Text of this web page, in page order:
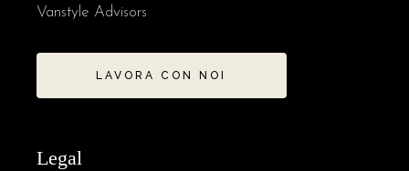
Vanstyle Advisors
LAVORA CON NOI
Legal